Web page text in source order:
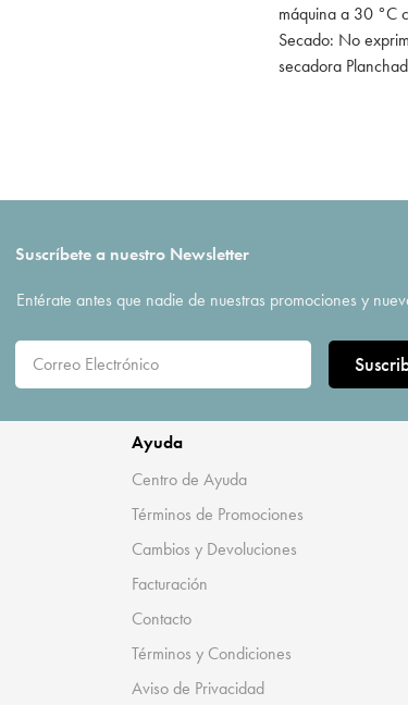
máquina a 30 °C
Secado: No
secadora
Suscríbete a nuestro Newsletter
Entérate antes que nadie de nuestras promociones y
Ayuda
Centro de Ayuda
Términos de Promociones
Cambios y Devoluciones
Facturación
Contacto
Términos y Condiciones
Aviso de Privacidad